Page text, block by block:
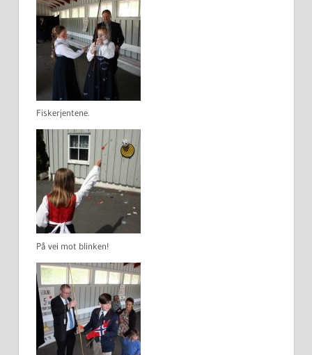
Fiskerjentene.
På vei mot blinken!